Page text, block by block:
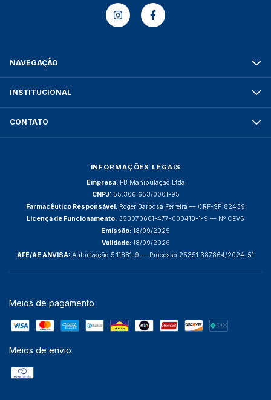
NAVEGAÇÃO
INSTITUCIONAL
CONTATO
INFORMAÇÕES LEGAIS
Empresa:FB Manipulação Ltda
CNPJ:55.306.653/0001-95
Farmacêutico Responsável: Roger Barbosa Ferreira — CRF-SP 82439
Licença de Funcionamento: 353070601-477-000413-1-9 — Nº CEVS
Emissão: 18/09/2025
Validade:18/09/2026
AFE/AE ANVISA: Autorização 5.11881-9 — Processo 25351.387864/2024-51
Meios de pagamento
Meios de envio